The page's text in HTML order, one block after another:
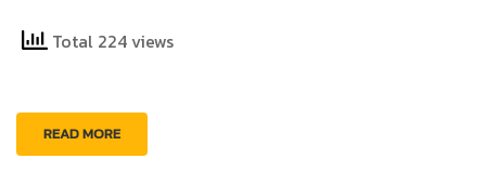
Total 224 views
READ MORE